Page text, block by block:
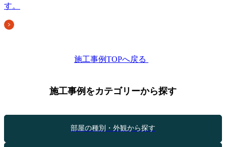
す。
施工事例TOPへ戻る
施工事例をカテゴリーから探す
部屋の種別・外観から探す